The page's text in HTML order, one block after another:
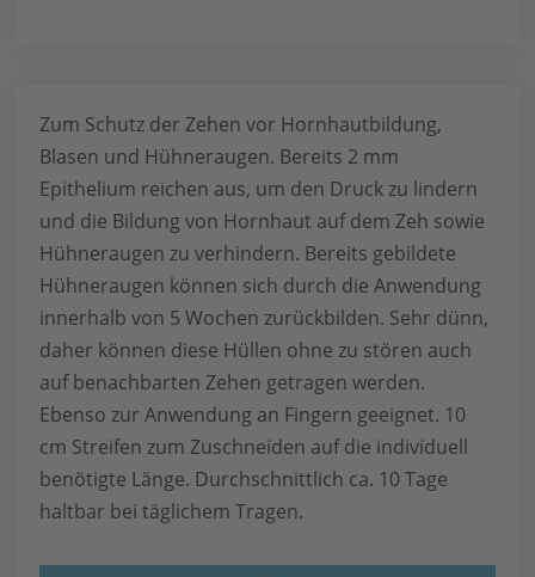
Zum Schutz der Zehen vor Hornhautbildung,
Blasen und Hühneraugen. Bereits 2 mm
Epithelium reichen aus, um den Druck zu lindern
und die Bildung von Hornhaut auf dem Zeh sowie
Hühneraugen zu verhindern. Bereits gebildete
Hühneraugen können sich durch die Anwendung
innerhalb von 5 Wochen zurückbilden. Sehr dünn,
daher können diese Hüllen ohne zu stören auch
auf benachbarten Zehen getragen werden.
Ebenso zur Anwendung an Fingern geeignet. 10
cm Streifen zum Zuschneiden auf die individuell
benötigte Länge. Durchschnittlich ca. 10 Tage
haltbar bei täglichem Tragen.